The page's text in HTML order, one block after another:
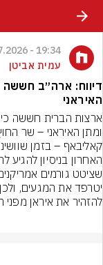
19:34 - 02.07.2026
עמית אביטן
דיווח: ארה״ב
האיראני
להזהיר את איראן